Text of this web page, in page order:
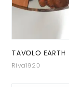
TAVOLO EARTH
Riva1920